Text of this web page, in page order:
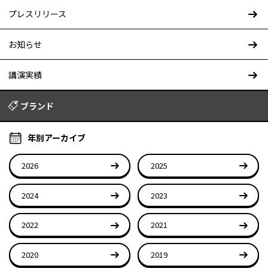
プレスリリース
お知らせ
講演実績
ブランド
年別アーカイブ
2026 2025
2024 2023
2022 2021
2020 2019